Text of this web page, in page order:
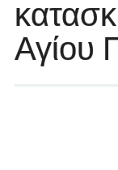
Αγίου